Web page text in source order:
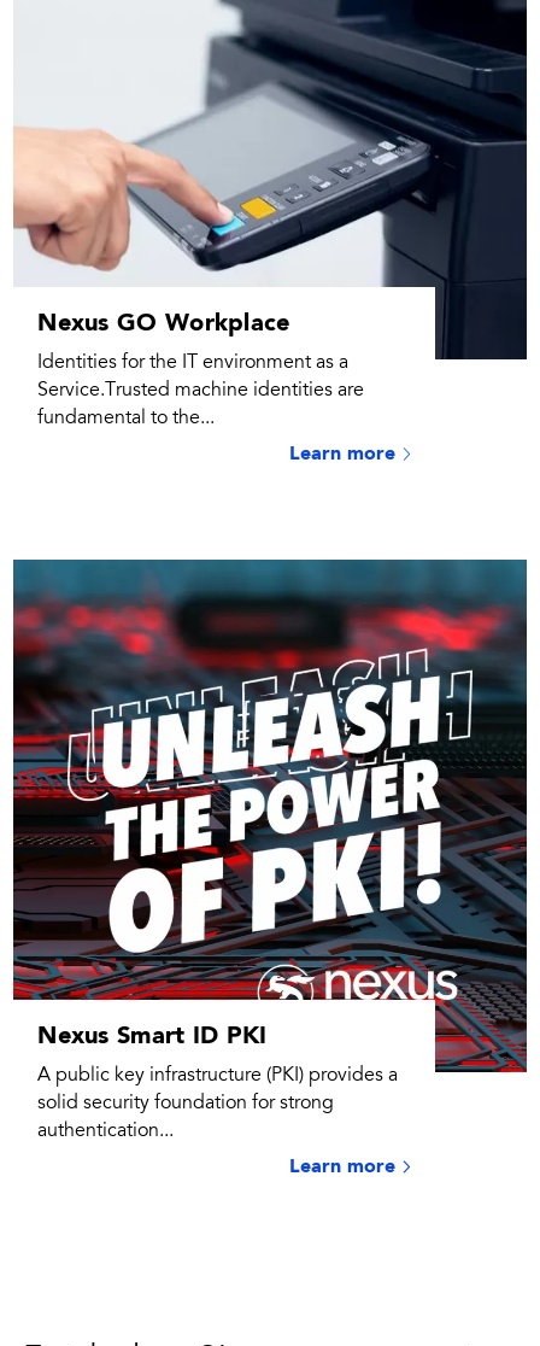
Nexus GO Workplace
Learn more
Identities for the IT environment as a
Service.Trusted machine identities are
fundamental to the...
Nexus Smart ID PKI
Learn more
A public key infrastructure (PKI) provides a
solid security foundation for strong
authentication...